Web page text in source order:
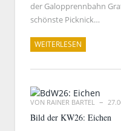
der Galopprennbahn
schönste Picknick…
WEITERLESEN
VON RAINER BARTEL
Bild der KW26: Eichen